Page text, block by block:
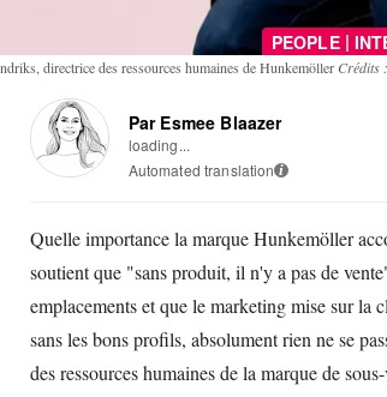
PEOPLE |
directrice des ressources humaines de Hunkemöller Crédits
Par Esmee Blaazer
loading...
Automated translation i
Quelle importance la marque Hunkemöller
soutient que "sans produit, il n'y a pas de
emplacements et que le marketing mise sur la
sans les bons profils, absolument rien ne se
des ressources humaines de la marque de